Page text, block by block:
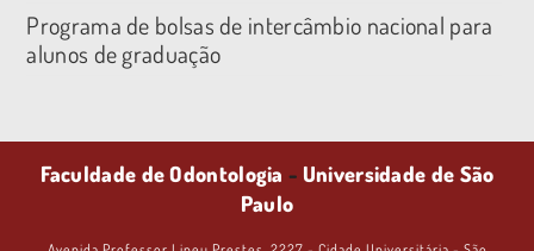
Programa de bolsas de intercâmbio nacional para
alunos de graduação
Faculdade de Odontologia - Universidade de São
Paulo